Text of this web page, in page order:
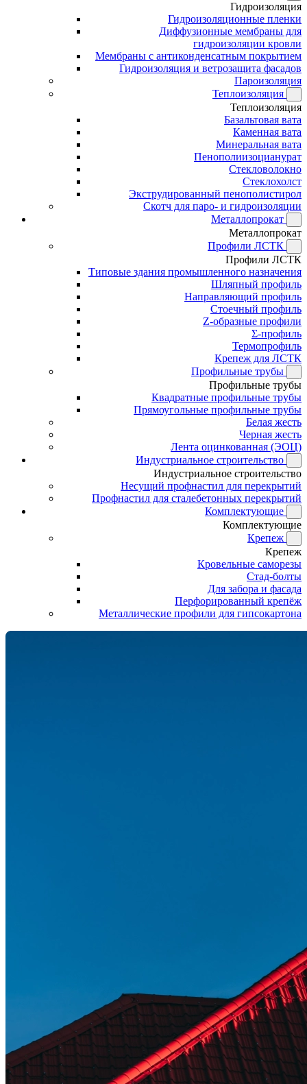
Гидроизоляция
Гидроизоляционные пленки
Диффузионные мембраны для
гидроизоляции кровли
Мембраны с антиконденсатным покрытием
Гидроизоляция и ветрозащита фасадов
Пароизоляция
Теплоизоляция
Теплоизоляция
Базальтовая вата
Каменная вата
Минеральная вата
Пенополиизоцианурат
Стекловолокно
Стеклохолст
Экструдированный пенополистирол
Скотч для паро- и гидроизоляции
Металлопрокат
Металлопрокат
Профили ЛСТК
Профили ЛСТК
Типовые здания промышленного назначения
Шляпный профиль
Направляющий профиль
Стоечный профиль
Z-образные профили
Σ-профиль
Термопрофиль
Крепеж для ЛСТК
Профильные трубы
Профильные трубы
Квадратные профильные трубы
Прямоугольные профильные трубы
Белая жесть
Черная жесть
Лента оцинкованная (ЭОЦ)
Индустриальное строительство
Индустриальное строительство
Несущий профнастил для перекрытий
Профнастил для сталебетонных перекрытий
Комплектующие
Комплектующие
Крепеж
Крепеж
Кровельные саморезы
Стад-болты
Для забора и фасада
Перфорированный крепёж
Металлические профили для гипсокартона